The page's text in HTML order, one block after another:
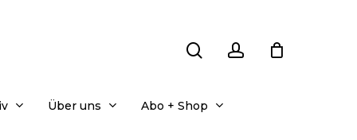
Über uns Abo + Shop